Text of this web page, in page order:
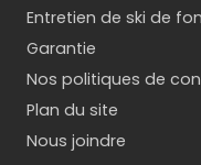
Notre
après-
de vélos
votre
Entretien de ski de
Garantie
Nos politiques de
Plan du site
Nous joindre